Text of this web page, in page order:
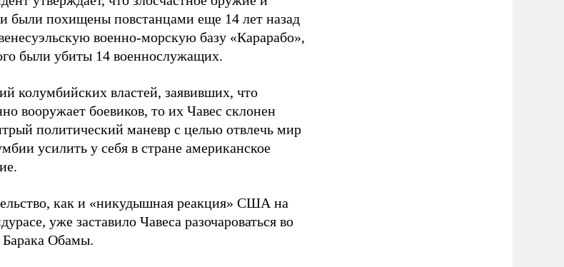
были похищены повстанцами еще 14 лет назад
военно-морскую базу «Карарабо»,
были убиты 14 военнослужащих.
колумбийских властей, заявивших, что
вооружает боевиков, то их Чавес склонен
политический маневр с целью отвлечь мир
усилить у себя в стране американское
как и «никудышная реакция» США на
уже заставило Чавеса разочароваться во
Обамы.